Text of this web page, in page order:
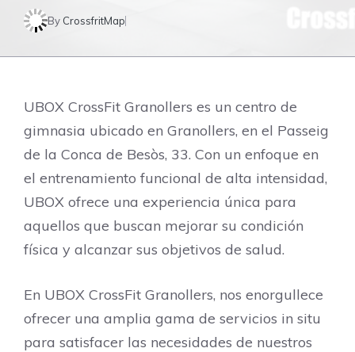
By CrossfritMap
UBOX CrossFit Granollers es un centro de
gimnasia ubicado en Granollers, en el Passeig
de la Conca de Besòs, 33. Con un enfoque en
el entrenamiento funcional de alta intensidad,
UBOX ofrece una experiencia única para
aquellos que buscan mejorar su condición
física y alcanzar sus objetivos de salud.
En UBOX CrossFit Granollers, nos enorgullece
ofrecer una amplia gama de servicios in situ
para satisfacer las necesidades de nuestros